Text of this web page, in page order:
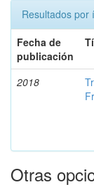
Resultados por
Fecha de
publicación
2018
Otras